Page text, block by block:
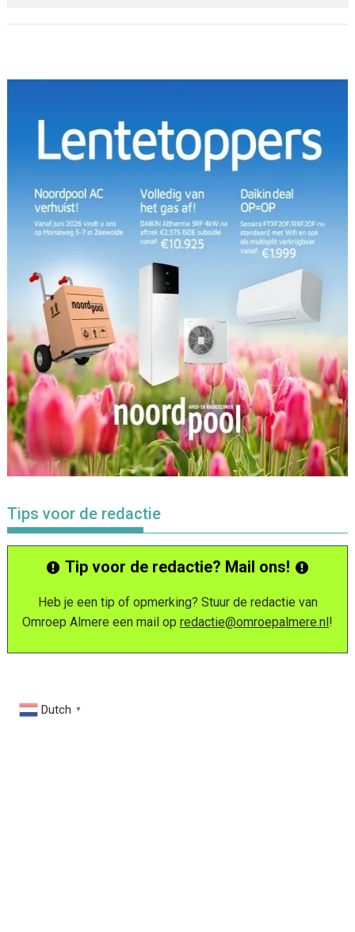
Tips voor de redactie
Tip voor de redactie? Mail ons!
Heb je een tip of opmerking? Stuur de redactie van
Omroep Almere een mail op redactie@omroepalmere.nl!
Dutch ▼